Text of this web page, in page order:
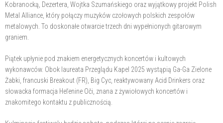
Kobranocką, Dezertera, Wojtka Szumańskiego oraz wyjątkowy projekt Polish
Metal Alliance, który połączy muzyków czołowych polskich zespołów
metalowych. To doskonałe otwarcie trzech dni wypełnionych gitarowym
graniem.
Piątek upłynie pod znakiem energetycznych koncertów i kultowych
wykonawców. Obok laureata Przeglądu Kapel 2025 wystąpią Ga-Ga Zielone
Żabki, francuski Breakout (FR), Big Cyc, reaktywowany Acid Drinkers oraz
słowacka formacja Heľenine Oči, znana z żywiołowych koncertów i
znakomitego kontaktu z publicznością.